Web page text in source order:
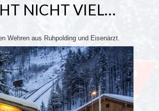
NICHT VIEL…
Wehren aus Ruhpolding und Eisenärzt.